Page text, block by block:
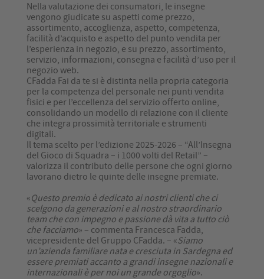
Nella valutazione dei consumatori, le insegne
vengono giudicate su aspetti come prezzo,
assortimento, accoglienza, aspetto, competenza,
facilità d’acquisto e aspetto del punto vendita per
l’esperienza in negozio, e su prezzo, assortimento,
servizio, informazioni, consegna e facilità d’uso per il
negozio web.
CFadda Fai da te si è distinta nella propria categoria
per la competenza del personale nei punti vendita
fisici e per l’eccellenza del servizio offerto online,
consolidando un modello di relazione con il cliente
che integra prossimità territoriale e strumenti
digitali.
Il tema scelto per l’edizione 2025-2026 – “All’Insegna
del Gioco di Squadra – i 1000 volti del Retail” –
valorizza il contributo delle persone che ogni giorno
lavorano dietro le quinte delle insegne premiate.
«Questo premio è dedicato ai nostri clienti che ci
scelgono da generazioni e al nostro straordinario
team che con impegno e passione dà vita a tutto ciò
che facciamo» – commenta Francesca Fadda,
vicepresidente del Gruppo CFadda. – «Siamo
un’azienda familiare nata e cresciuta in Sardegna ed
essere premiati accanto a grandi insegne nazionali e
internazionali è per noi un grande orgoglio».